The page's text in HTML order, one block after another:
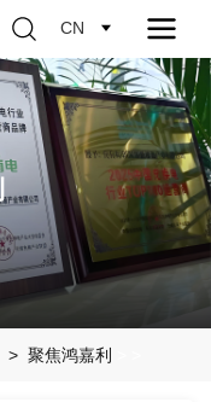
CN
聚焦鸿嘉利